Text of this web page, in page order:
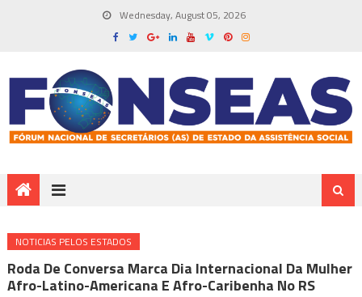
Wednesday, August 05, 2026
NOTICIAS PELOS ESTADOS
Roda De Conversa Marca Dia Internacional Da Mulher
Afro-Latino-Americana E Afro-Caribenha No RS